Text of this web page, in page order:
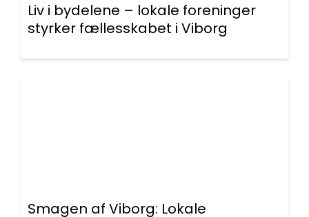
Liv i bydelene – lokale foreninger
styrker fællesskabet i Viborg
Smagen af Viborg: Lokale